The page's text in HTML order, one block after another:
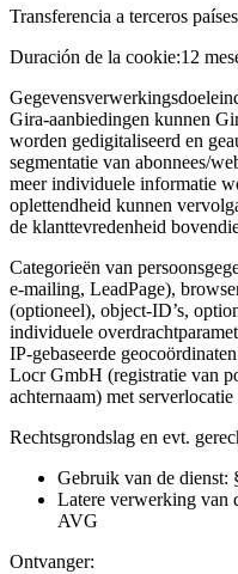
Transferencia a terceros
Duración de la cookie:12
Gira-aanbiedingen kunnen
worden gedigitaliseerd en
segmentatie van abonnees/
meer individuele informatie
oplettendheid kunnen
de klanttevredenheid
Categorieën van
e-mailing, LeadPage),
(optioneel), object-ID’s,
individuele
IP-gebaseerde
Locr GmbH (registratie van
achternaam) met
Rechtsgrondslag en evt.
Gebruik van de
Latere verwerking van
AVG
Ontvanger: